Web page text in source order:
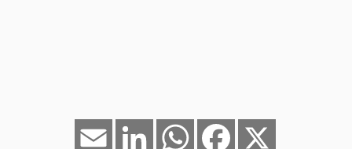
Facebook
WhatsApp
LinkedIn
Email